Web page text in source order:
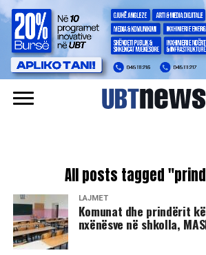
All posts tagged
LAJMET
Komunat dhe prindërit
nxënësve në shkolla,